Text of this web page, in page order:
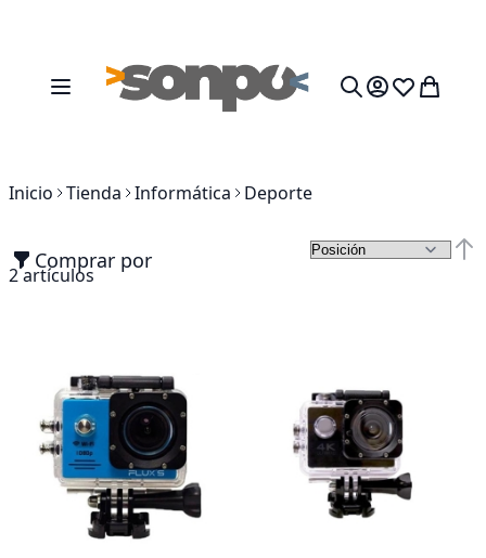
Toggle Nav Mi cesta
Inicio Tienda Informática Deporte
Comprar por
2artículos